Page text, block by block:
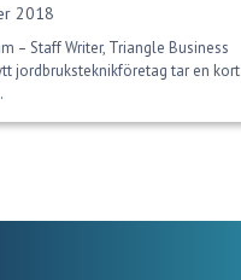
2018
– Staff Writer, Triangle Business
jordbruksteknikföretag tar en kort